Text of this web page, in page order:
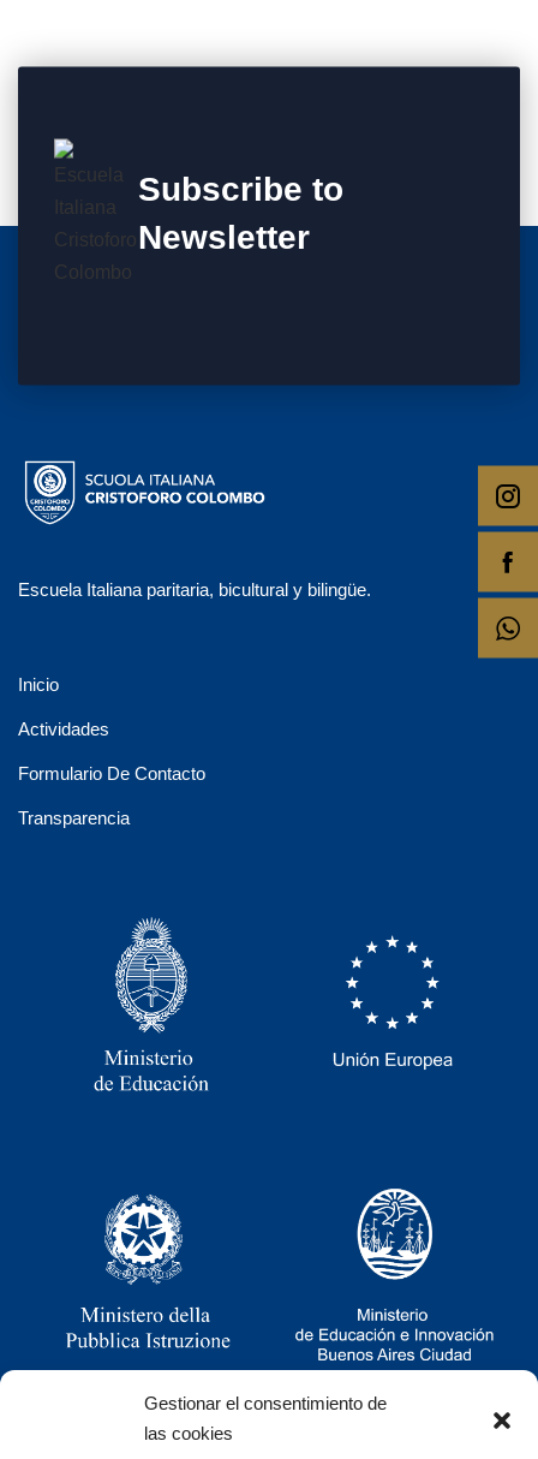
Gestionar el consentimiento de
las cookies
Subscribe to
Newsletter
Escuela Italiana paritaria, bicultural y bilingüe.
Inicio
Actividades
Formulario De Contacto
Transparencia